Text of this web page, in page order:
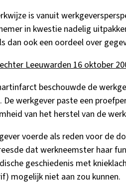
is vanuit
in kwestie nadelig
dan ook een oordeel over
Leeuwarden 16 oktober
beschouwde de
De werkgever paste een
van het herstel van de
voerde als reden voor de
dat werkneemster haar
geschiedenis met
mogelijk niet aan zou kunnen.